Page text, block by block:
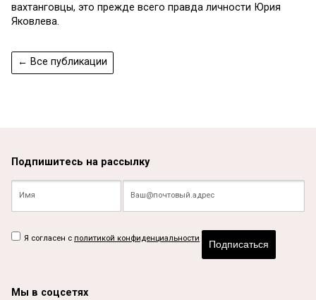
вахтанговцы, это прежде всего правда личности Юрия
Яковлева.
← Все публикации
Подпишитесь на рассылку
Я согласен с политикой конфиденциальности
Подписаться
Мы в соцсетях